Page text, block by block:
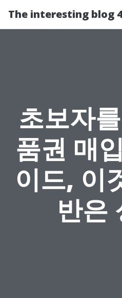
The interesting blog
초보자
품권 매
이드, 이
반은